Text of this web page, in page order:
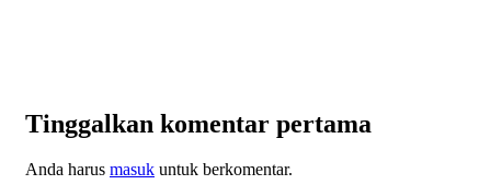
Tinggalkan komentar pertama
Anda harus masuk untuk berkomentar.